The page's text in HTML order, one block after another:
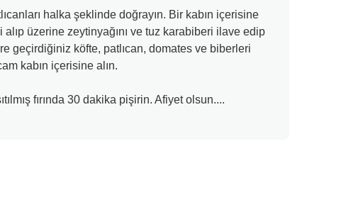
halka şeklinde doğrayın. Bir kabın içerisine
üzerine zeytinyağını ve tuz karabiberi ilave edip
geçirdiğiniz köfte, patlıcan, domates ve biberleri
kabın içerisine alın.
fırında 30 dakika pişirin. Afiyet olsun....